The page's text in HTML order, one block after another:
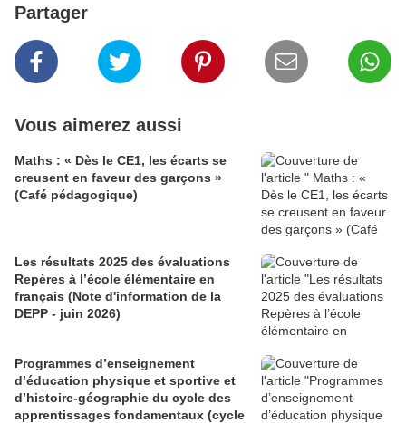
Partager
Vous aimerez aussi
Maths : « Dès le CE1, les écarts se
creusent en faveur des garçons »
(Café pédagogique)
Les résultats 2025 des évaluations
Repères à l’école élémentaire en
français (Note d'information de la
DEPP - juin 2026)
Programmes d’enseignement
d’éducation physique et sportive et
d’histoire-géographie du cycle des
apprentissages fondamentaux (cycle